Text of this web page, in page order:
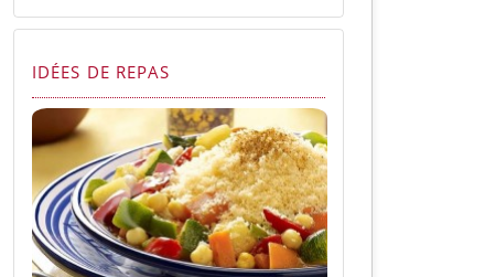
IDÉES DE REPAS